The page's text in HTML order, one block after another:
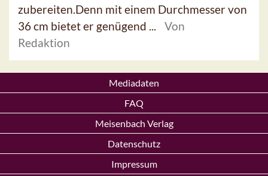
zubereiten.Denn mit einem Durchmesser von
36 cm bietet er genügend ...
Von
Redaktion
Mediadaten
FAQ
Meisenbach Verlag
Datenschutz
Impressum